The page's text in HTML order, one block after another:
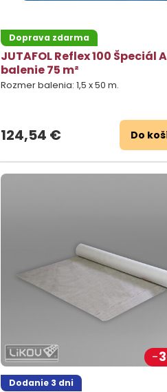
Doprava zdarma
JUTAFOL Reflex 100 Špeciál
balenie 75 m²
Rozmer balenia: 1,5 x 50 m.
124,54 € Do
Dodanie 3 dni